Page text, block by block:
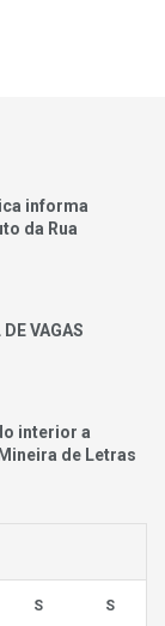
informa
da Rua
VAGAS
interior a
de Letras
S S